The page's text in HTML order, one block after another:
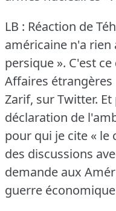
LB : Réaction de
américaine n'a
persique ». C'est
Affaires étrangères
Zarif, sur Twitter.
déclaration de
pour qui je cite « le
des discussions
demande aux
guerre